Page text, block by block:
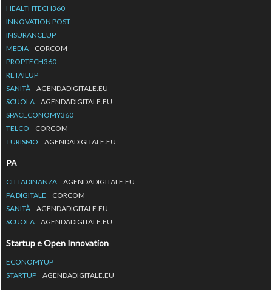
HEALTHTECH360
INNOVATION POST
INSURANCEUP
MEDIA
CORCOM
PROPTECH360
RETAILUP
SANITÀ
AGENDADIGITALE.EU
SCUOLA
AGENDADIGITALE.EU
SPACECONOMY360
TELCO
CORCOM
TURISMO
AGENDADIGITALE.EU
PA
CITTADINANZA
AGENDADIGITALE.EU
PA DIGITALE
CORCOM
SANITÀ
AGENDADIGITALE.EU
SCUOLA
AGENDADIGITALE.EU
Startup e Open Innovation
ECONOMYUP
STARTUP
AGENDADIGITALE.EU